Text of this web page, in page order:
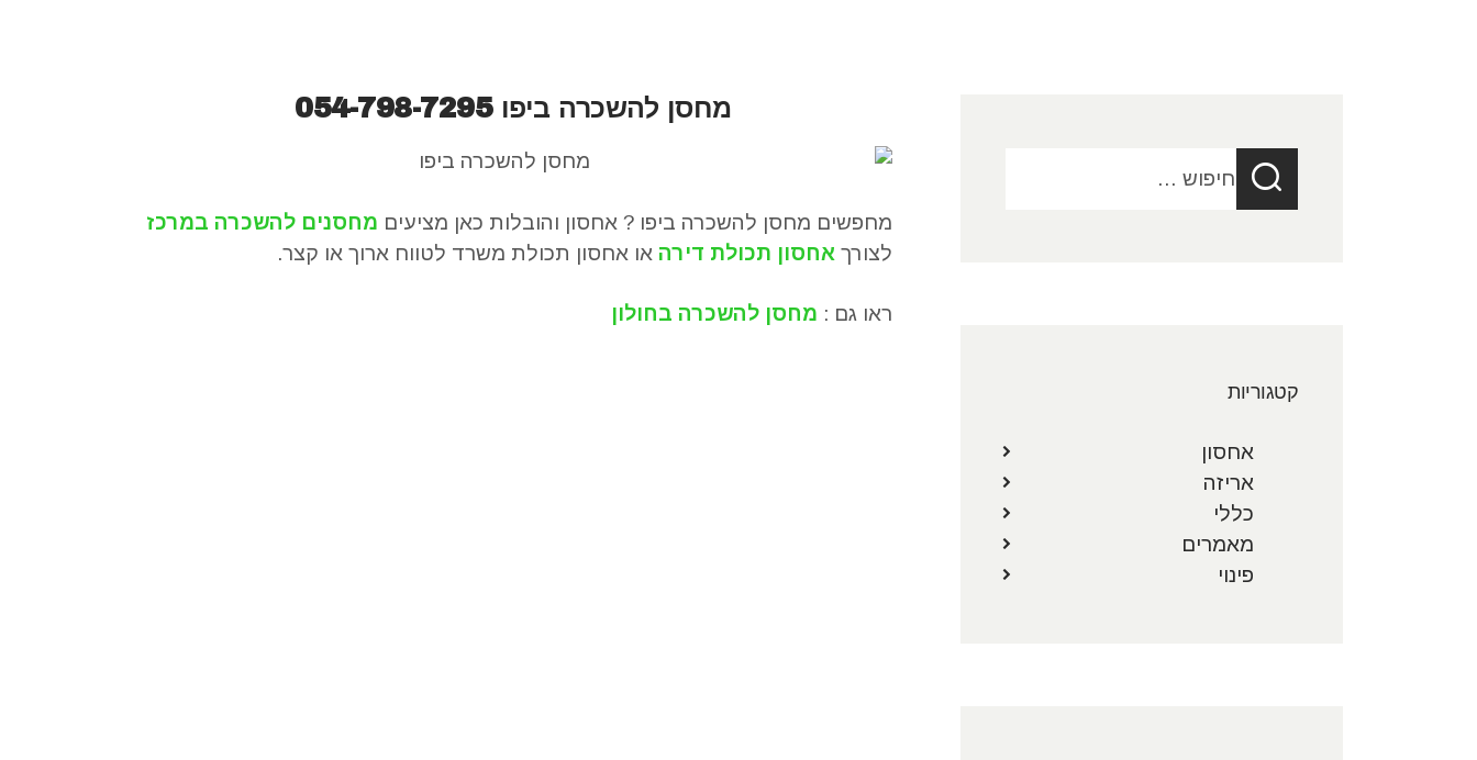
מחסן להשכרה ביפו054-798-7295
מחפשים מחסן להשכרה ביפו ? אחסון והובלות כאן מציעים מחסנים להשכרה במרכז
לצורך אחסון תכולת דירה או אחסון תכולת משרד לטווח ארוך או קצר.
ראו גם : מחסן להשכרה בחולון
חיפוש:
קטגוריות
אחסון
אריזה
כללי
מאמרים
פינוי